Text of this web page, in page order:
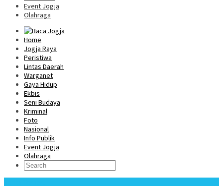
Event Jogja
Olahraga
Home
Jogja Raya
Peristiwa
Lintas Daerah
Warganet
Gaya Hidup
Ekbis
Seni Budaya
Kriminal
Foto
Nasional
Info Publik
Event Jogja
Olahraga